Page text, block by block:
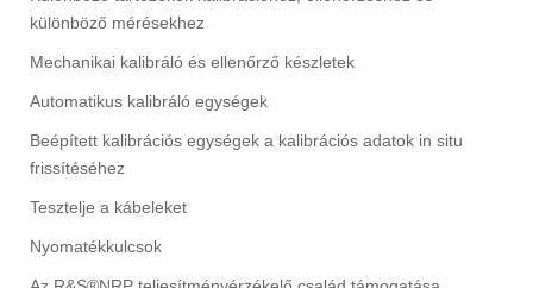
különböző mérésekhez
Mechanikai kalibráló és ellenőrző készletek
Automatikus kalibráló egységek
Beépített kalibrációs egységek a kalibrációs adatok in situ
frissítéséhez
Tesztelje a kábeleket
Nyomatékkulcsok